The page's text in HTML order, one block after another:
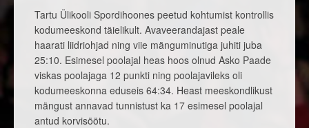
Tartu Ülikooli Spordihoones peetud kohtumist kontrollis
kodumeeskond täielikult. Avaveerandajast peale
haarati liidriohjad ning viie mänguminutiga juhiti juba
25:10. Esimesel poolajal heas hoos olnud Asko Paade
viskas poolajaga 12 punkti ning poolajavileks oli
kodumeeskonna eduseis 64:34. Heast meeskondlikust
mängust annavad tunnistust ka 17 esimesel poolajal
antud korvisöötu.